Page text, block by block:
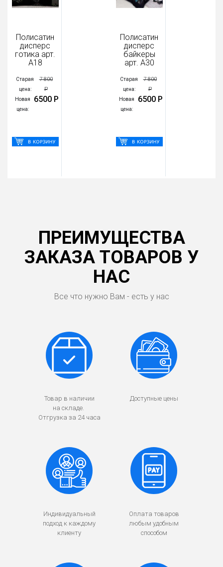
Полисатин
дисперс
готика арт.
А18
Старая
цена:
7 800
Р
Новая
цена:
6500 Р
Полисатин
дисперс
байкеры
арт. А30
Старая
цена:
7 800
Р
Новая
цена:
6500 Р
ПРЕИМУЩЕСТВА
ЗАКАЗА ТОВАРОВ У
НАС
Все что нужно Вам - есть у нас
Товар в наличии
на складе.
Отгрузка за 24 часа
Доступные цены
Индивидуальный
подход к каждому
клиенту
Оплата товаров
любым удобным
способом